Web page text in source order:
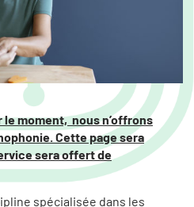
moment, nous n’offrons
Cette page sera
sera offert de
spécialisée dans les